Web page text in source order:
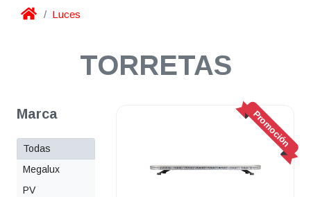
Luces
TORRETAS
Marca
Todas
Megalux
PV
Promoción